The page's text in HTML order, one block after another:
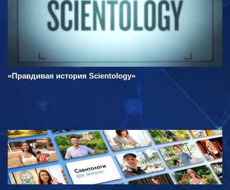
«Правдивая история Scientology»